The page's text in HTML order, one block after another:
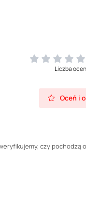
Liczba
Oceń i
czy pochodzą